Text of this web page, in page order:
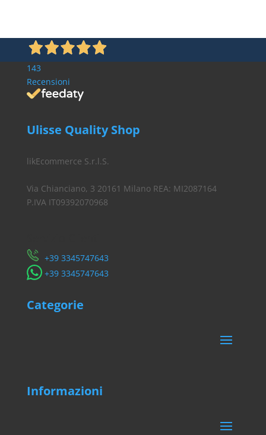
€ 51,00
143
Recensioni
Ulisse Quality Shop
likEcommerce S.r.l.S.
Via Chianciano, 3 20161 Milano REA: MI2087164
P.IVA IT09392070968
​+39 3345747643
​+39 3345747643
Categorie
Informazioni